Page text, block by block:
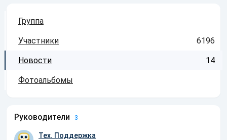
Группа
Участники 6196
Новости 14
Фотоальбомы
Руководители 3
Тех. Поддержка